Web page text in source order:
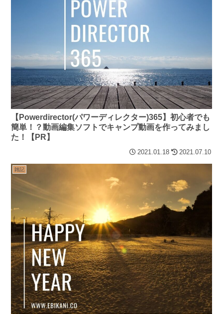
【Powerdirector(パワーディレクター)365】初心者でも
簡単！？動画編集ソフトでキャンプ動画を作ってみまし
た！【PR】
2021.01.18 2021.07.10
雑記